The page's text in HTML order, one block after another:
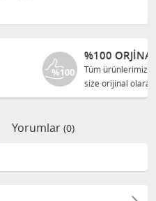
ORJINAL ÜRÜNLER
ürünlerimiz ilgili üreticiden
orijinal olarak satılır.
Yorumlar (0)